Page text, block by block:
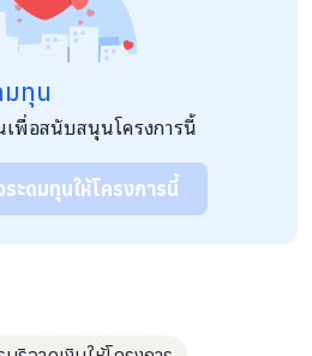
มทุน
พื่อสนับสนุนโครงการนี้
ระดมทุนให้โครงการนี้